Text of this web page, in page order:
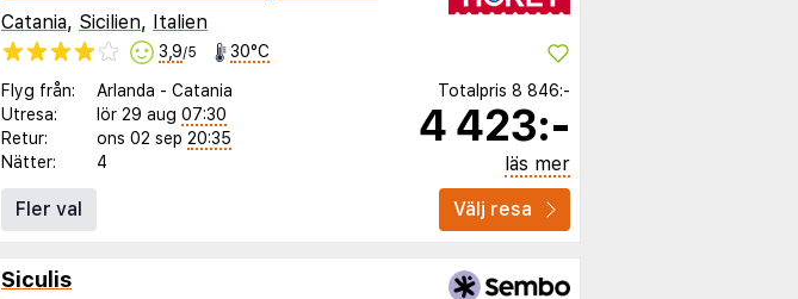
Catania, Sicilien, Italien
3,9/5 30°C
Flyg från: Arlanda - Catania
Utresa:
lör 29 aug 07:30
Retur:
ons 02 sep 20:35
Nätter:
4
Totalpris 8 846:-
4 423:-
läs mer
Fler val
Välj resa
Siculis